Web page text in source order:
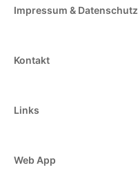
Impressum & Datenschutz
Kontakt
Links
Web App